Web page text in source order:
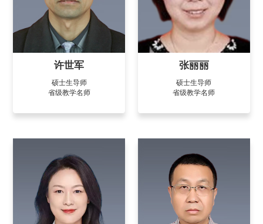
许世军
硕士生导师
省级教学名师
张丽丽
硕士生导师
省级教学名师